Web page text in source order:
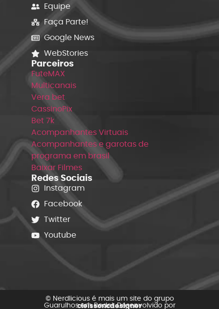
Equipe
Faça Parte!
Google News
WebStories
Parceiros
FuteMAX
Multicanais
Vera bet
CassinoPix
Bet 7k
Acompanhantes Virtuais
Acompanhantes e garotas de
programa em brasil
Baixar Filmes
Redes Sociais
Instagram
Facebook
Twitter
Youtube
© Nerdlicious é mais um site do grupo
Guarulhos em Rede!. Desenvolvido por
cleissoncdesigner